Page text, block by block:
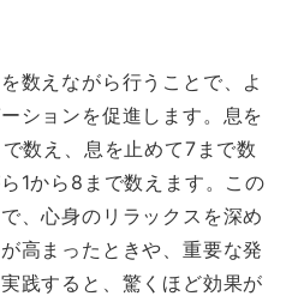
数えながら行うことで、よ
ションを促進します。息を
数え、息を止めて7まで数
1から8まで数えます。この
、心身のリラックスを深め
高まったときや、重要な発
践すると、驚くほど効果が